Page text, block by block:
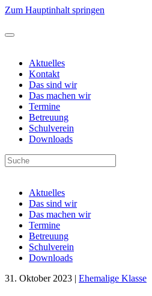
Zum Hauptinhalt springen
Aktuelles
Kontakt
Das sind wir
Das machen wir
Termine
Betreuung
Schulverein
Downloads
Aktuelles
Das sind wir
Das machen wir
Termine
Betreuung
Schulverein
Downloads
31. Oktober 2023 | Ehemalige Klasse